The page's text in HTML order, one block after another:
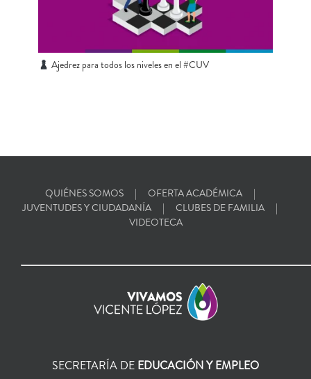
Ajedrez para todos los niveles en el #CUV
QUIÉNES SOMOS
OFERTA ACADÉMICA
JUVENTUDES Y CIUDADANÍA
CLUBES DE FAMILIA
VIDEOTECA
SECRETARÍA DE EDUCACIÓN Y EMPLEO